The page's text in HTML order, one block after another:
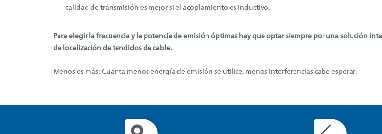
calidad de transmisión es mejor si el acoplamiento es inductivo.
Para elegir la frecuencia y la potencia de emisión óptimas hay que optar siempre por una solución
de localización de tendidos de cable.
Menos es más: Cuanta menos energía de emisión se utilice, menos interferencias cabe esperar.